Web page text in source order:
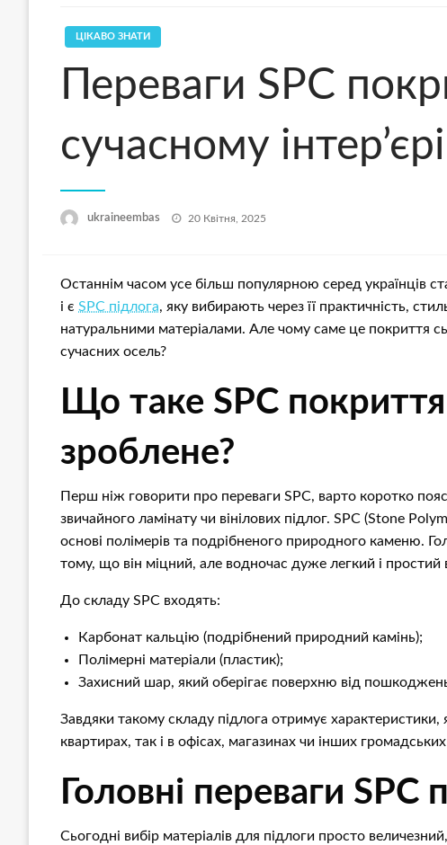
ЦІКАВО ЗНАТИ
Переваги SPC
сучасному інтер’єрі
ukraineembas Опубліковано
20 Квітня, 2025
Останнім часом усе більш популярною серед українців
і є SPC підлога, яку вибирають через її практичність,
натуральними матеріалами. Але чому саме це покриття
сучасних осель?
Що таке SPC
зроблене?
Перш ніж говорити про переваги SPC, варто коротко
звичайного ламінату чи вінілових підлог. SPC (Stone
основі полімерів та подрібненого природного каменю.
тому, що він міцний, але водночас дуже легкий і простий
До складу SPC входять:
Карбонат кальцію (подрібнений природний камінь);
Полімерні матеріали (пластик);
Захисний шар, який оберігає поверхню від
Завдяки такому складу підлога отримує характеристики,
квартирах, так і в офісах, магазинах чи інших
Головні переваги SPC
Сьогодні вибір матеріалів для підлоги просто